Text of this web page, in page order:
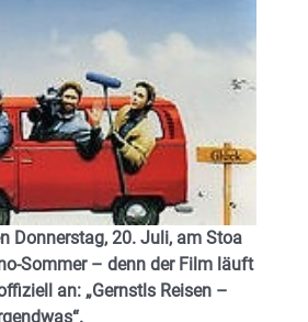
Donnerstag, 20. Juli, am Stoa
Sommer – denn der Film läuft
an: „Gernstls Reisen –